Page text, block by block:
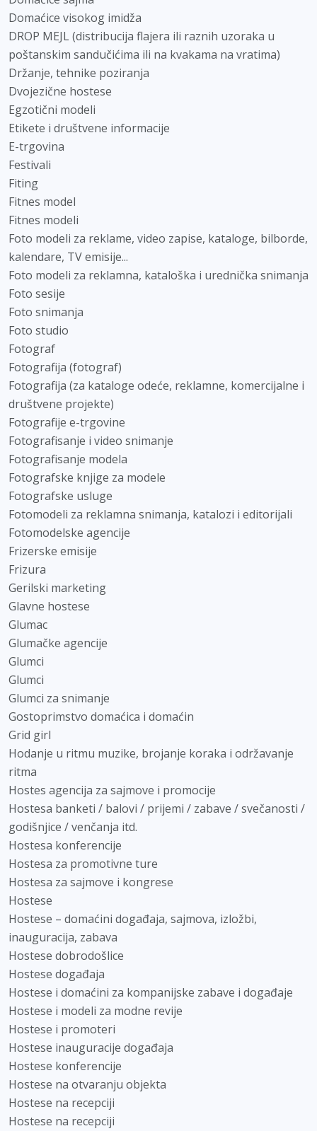
Domaćice visokog imidža
DROP MEJL (distribucija flajera ili raznih uzoraka u
poštanskim sandučićima ili na kvakama na vratima)
Držanje, tehnike poziranja
Dvojezične hostese
Egzotični modeli
Etikete i društvene informacije
E-trgovina
Festivali
Fiting
Fitnes model
Fitnes modeli
Foto modeli za reklame, video zapise, kataloge, bilborde,
kalendare, TV emisije...
Foto modeli za reklamna, kataloška i urednička snimanja
Foto sesije
Foto snimanja
Foto studio
Fotograf
Fotografija (fotograf)
Fotografija (za kataloge odeće, reklamne, komercijalne i
društvene projekte)
Fotografije e-trgovine
Fotografisanje i video snimanje
Fotografisanje modela
Fotografske knjige za modele
Fotografske usluge
Fotomodeli za reklamna snimanja, katalozi i editorijali
Fotomodelske agencije
Frizerske emisije
Frizura
Gerilski marketing
Glavne hostese
Glumac
Glumačke agencije
Glumci
Glumci
Glumci za snimanje
Gostoprimstvo domaćica i domaćin
Grid girl
Hodanje u ritmu muzike, brojanje koraka i održavanje
ritma
Hostes agencija za sajmove i promocije
Hostesa banketi / balovi / prijemi / zabave / svečanosti /
godišnjice / venčanja itd.
Hostesa konferencije
Hostesa za promotivne ture
Hostesa za sajmove i kongrese
Hostese
Hostese – domaćini događaja, sajmova, izložbi,
inauguracija, zabava
Hostese dobrodošlice
Hostese događaja
Hostese i domaćini za kompanijske zabave i događaje
Hostese i modeli za modne revije
Hostese i promoteri
Hostese inauguracije događaja
Hostese konferencije
Hostese na otvaranju objekta
Hostese na recepciji
Hostese na recepciji